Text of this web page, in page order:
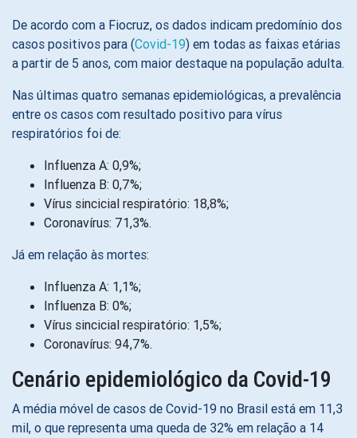
De acordo com a Fiocruz, os dados indicam predomínio dos
casos positivos para (Covid-19) em todas as faixas etárias
a partir de 5 anos, com maior destaque na população adulta.
Nas últimas quatro semanas epidemiológicas, a prevalência
entre os casos com resultado positivo para vírus
respiratórios foi de:
Influenza A: 0,9%;
Influenza B: 0,7%;
Vírus sincicial respiratório: 18,8%;
Coronavírus: 71,3%.
Já em relação às mortes:
Influenza A: 1,1%;
Influenza B: 0%;
Vírus sincicial respiratório: 1,5%;
Coronavírus: 94,7%.
Cenário epidemiológico da Covid-19
A média móvel de casos de Covid-19 no Brasil está em 11,3
mil, o que representa uma queda de 32% em relação a 14